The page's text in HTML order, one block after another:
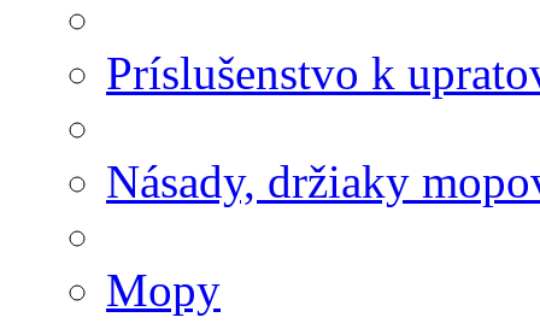
Príslušenstvo k
Násady, držiaky
Mopy